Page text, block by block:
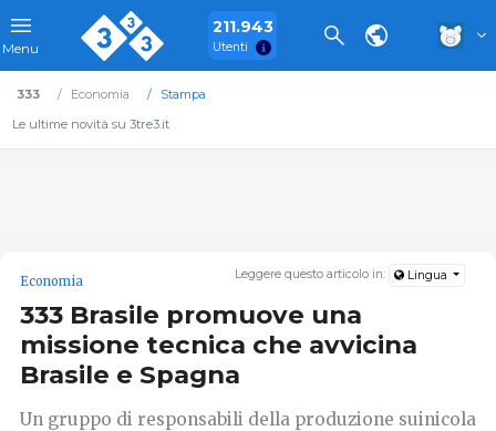
Menu
211.943
Utenti
333 Economia
Stampa
Le ultime novità su 3tre3.it
Leggere questo articolo in: Lingua
Economia
333 Brasile promuove una
missione tecnica che avvicina
Brasile e Spagna
Un gruppo di responsabili della produzione suinicola